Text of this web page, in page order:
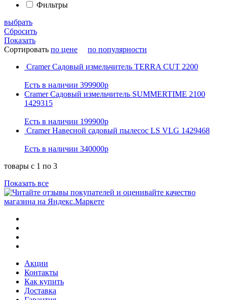
Фильтры
выбрать
Сбросить
Показать
Сортировать по цене
по популярности
Cramer Садовый измельчитель TERRA CUT 2200
Есть в наличии 399900р
Cramer Садовый измельчитель SUMMERTIME 2100
1429315
Есть в наличии 199900р
Cramer Навесной садовый пылесос LS VLG 1429468
Есть в наличии 340000р
товары с 1 по 3
Показать все
Акции
Контакты
Как купить
Доставка